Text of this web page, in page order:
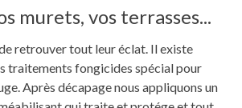
murets, vos terrasses...
retrouver tout leur éclat. Il existe
traitements fongicides spécial pour
Après décapage nous appliquons un